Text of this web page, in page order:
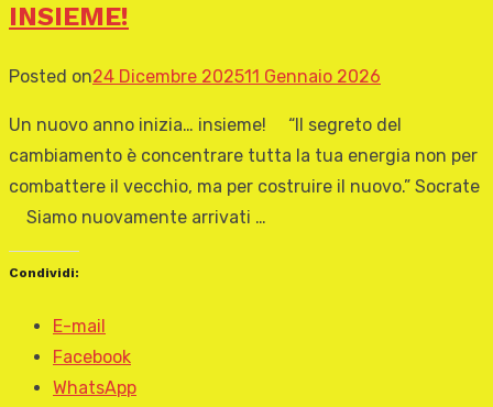
INSIEME!
Posted on24 Dicembre 202511 Gennaio 2026
Un nuovo anno inizia… insieme! “Il segreto del
cambiamento è concentrare tutta la tua energia non per
combattere il vecchio, ma per costruire il nuovo.” Socrate
Siamo nuovamente arrivati …
Condividi:
E-mail
Facebook
WhatsApp